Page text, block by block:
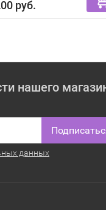
руб.
нашего
данных